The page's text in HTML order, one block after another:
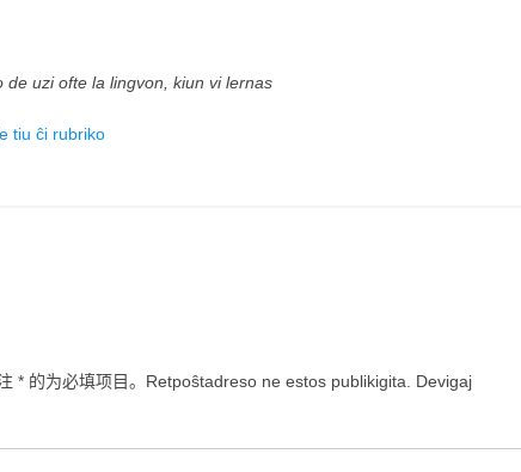
de uzi ofte la lingvon, kiun vi lernas
tiu ĉi rubriko
* 的为必填项目。Retpoŝtadreso ne estos publikigita. Devigaj